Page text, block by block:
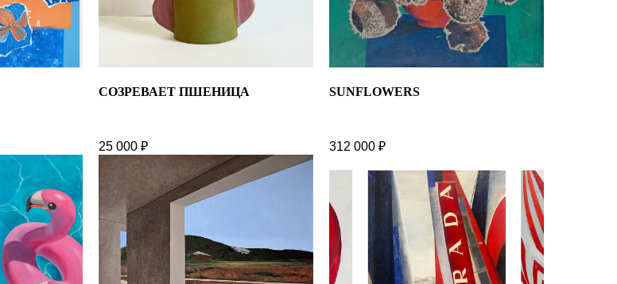
СОЗРЕВАЕТ ПШЕНИЦА
25 000 ₽
SUNFLOWERS
312 000 ₽